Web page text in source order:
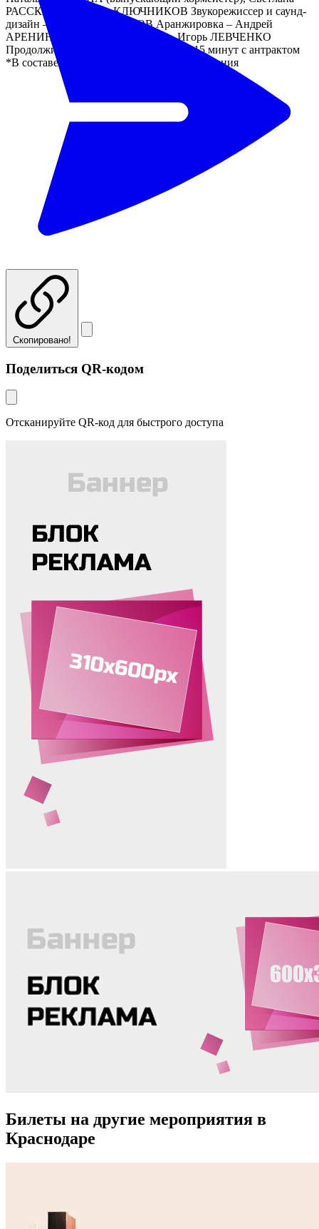
РАССКАЗОВА, Пётр КЛЮЧНИКОВ Звукорежиссер и саунд-
дизайн – Денис БАРАБАНОВ Аранжировка – Андрей
АРЕНИН Сведение и мастеринг – Игорь ЛЕВЧЕНКО
Продолжительность спектакля: 2 часа 15 минут с антрактом
*В составе исполнителей возможны изменения
Скопировано!
Поделиться QR-кодом
Отсканируйте QR-код для быстрого доступа
Билеты на другие мероприятия в
Краснодаре